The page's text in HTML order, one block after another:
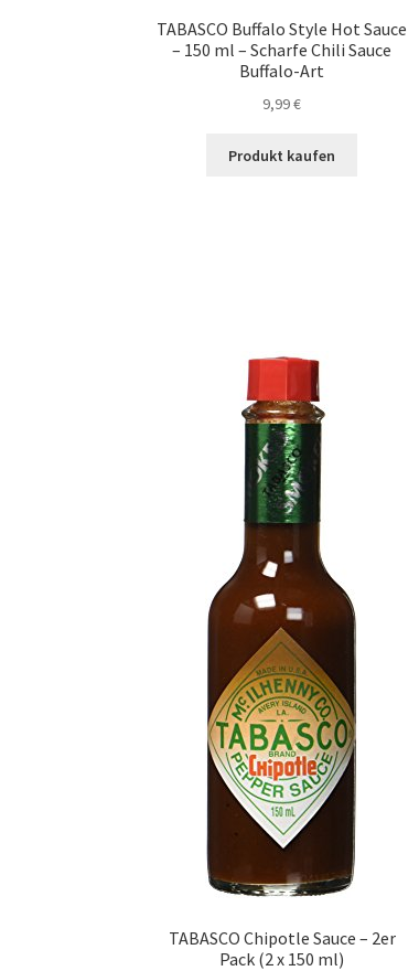
TABASCO Buffalo Style Hot Sauce
– 150 ml – Scharfe Chili Sauce
Buffalo-Art
9,99€
Produkt kaufen
TABASCO Chipotle Sauce – 2er
Pack (2 x 150 ml)